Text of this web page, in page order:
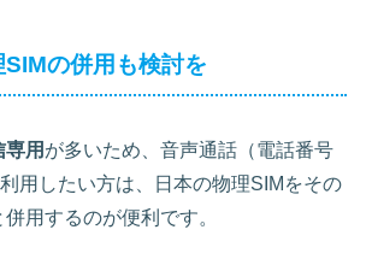
の併用も検討を
用 が多いため、音声通話（電話番号
用したい方は、日本の物理SIMをその
用するのが便利です。